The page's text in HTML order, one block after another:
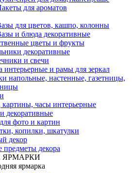
для ароматов
для цветов, кашпо, колонны
и блюда декоративные
цветы и фрукты
декоративные
и свечи
интерьерные и рамы для зеркал
напольные, настенные, газетницы,
часы интерьерные
декоративные
фото и картин
копилки, шкатулки
декор
предметы декора
ЯРМАРКИ
ярмарка